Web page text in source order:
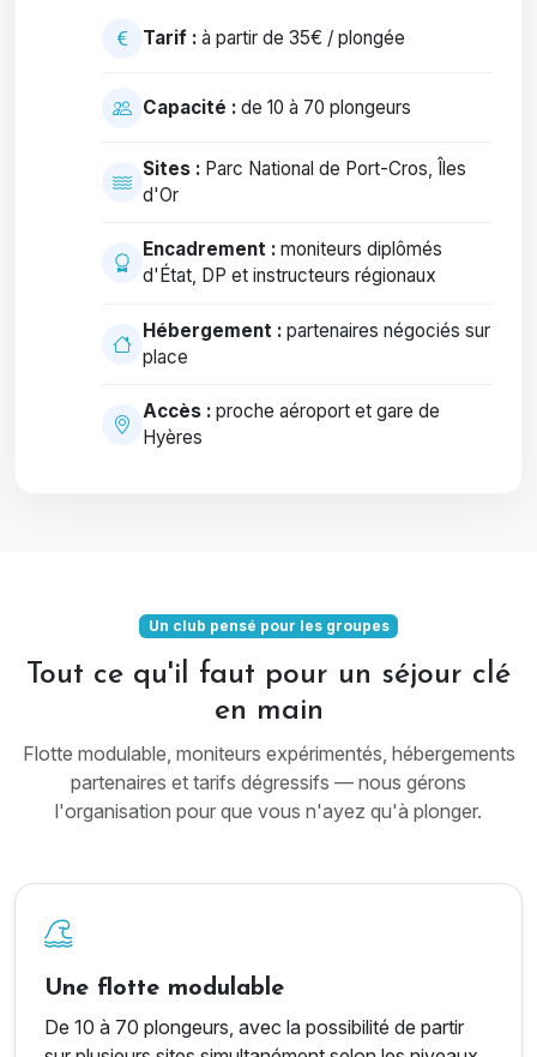
Tarif : à partir de 35€ / plongée
Capacité : de 10 à 70 plongeurs
Sites : Parc National de Port-Cros, Îles
d'Or
Encadrement : moniteurs diplômés
d'État, DP et instructeurs régionaux
Hébergement : partenaires négociés sur
place
Accès : proche aéroport et gare de
Hyères
Un club pensé pour les groupes
Tout ce qu'il faut pour un séjour clé
en main
Flotte modulable, moniteurs expérimentés, hébergements
partenaires et tarifs dégressifs — nous gérons
l'organisation pour que vous n'ayez qu'à plonger.
Une flotte modulable
De 10 à 70 plongeurs, avec la possibilité de partir